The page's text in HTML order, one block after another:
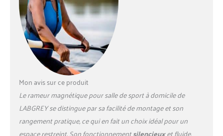
Mon avis sur ce produit
Le rameur magnétique pour salle de sport à domicile de
LABGREY se distingue par sa facilité de montage et son
rangement pratique, ce qui en fait un choix idéal pour un
espace restreint. Son fonctionnement
et fluide,